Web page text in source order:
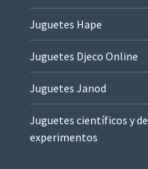
Juguetes Hape
Juguetes Djeco Online
Juguetes Janod
Juguetes científicos y de
experimentos